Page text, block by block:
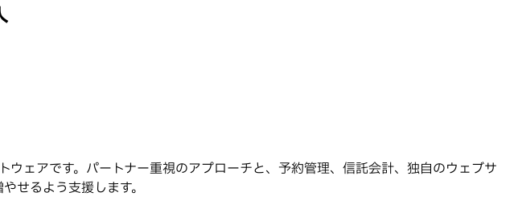
ェアです。パートナー重視のアプローチと、予約管理、信託会計、独自のウェブサ
せるよう支援します。